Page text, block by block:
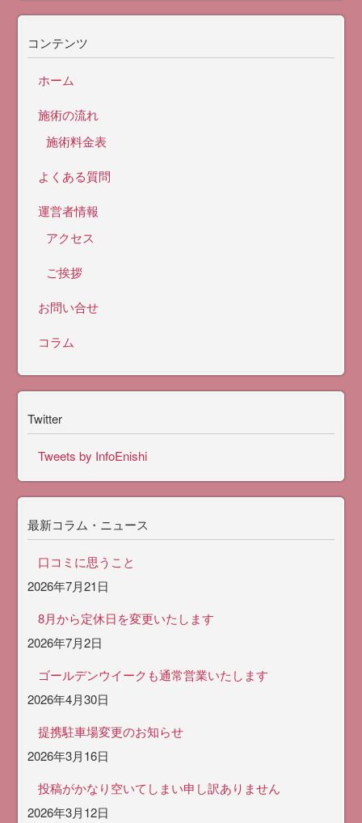
コンテンツ
ホーム
施術の流れ
施術料金表
よくある質問
運営者情報
アクセス
ご挨拶
お問い合せ
コラム
Twitter
Tweets by InfoEnishi
最新コラム・ニュース
口コミに思うこと
2026年7月21日
8月から定休日を変更いたします
2026年7月2日
ゴールデンウイークも通常営業いたします
2026年4月30日
提携駐車場変更のお知らせ
2026年3月16日
投稿がかなり空いてしまい申し訳ありません
2026年3月12日